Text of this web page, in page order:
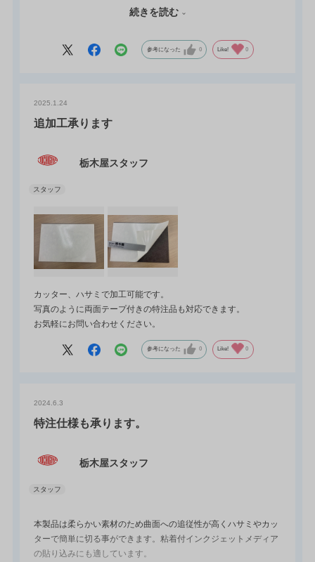
ットが可能であり、細かい調整が求められる場合にも対応可能で
続きを読む
参考になった 0 Like! 0
2025.1.24
追加工承ります
栃木屋スタッフ
カッター、ハサミで加工可能です。
写真のように両面テープ付きの特注品も対応できます。
お気軽にお問い合わせください。
参考になった 0 Like! 0
2024.6.3
特注仕様も承ります。
栃木屋スタッフ
本製品は柔らかい素材のため曲面への追従性が高くハサミやカッ
ターで簡単に切る事ができます。粘着付インクジェットメディア
の貼り込みにも適しています。